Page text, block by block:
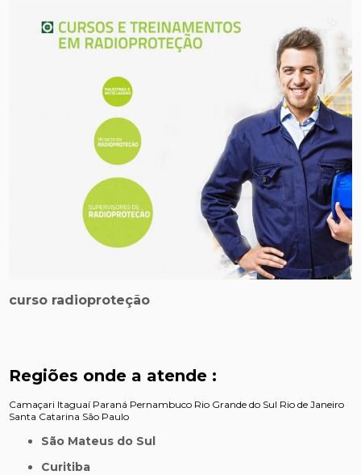
curso radioproteção
Regiões onde a atende :
Camaçari Itaguaí Paraná Pernambuco Rio Grande do Sul Rio de Janeiro
Santa Catarina São Paulo
São Mateus do Sul
Curitiba